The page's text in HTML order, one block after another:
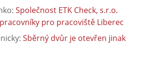
: Společnost ETK Check, s.r.o.
pro pracoviště Liberec
: Sběrný dvůr je otevřen jinak